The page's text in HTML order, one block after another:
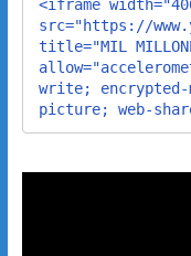
<iframe
src="https://
title="MIL
write;
picture; web-